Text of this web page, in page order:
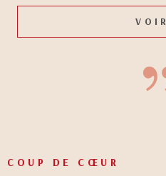
COUP DE CŒUR